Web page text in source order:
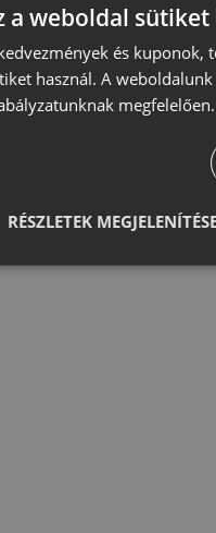
a weboldal sütiket
és kuponok,
használ. A
megfelelően.
RÉSZLETEK